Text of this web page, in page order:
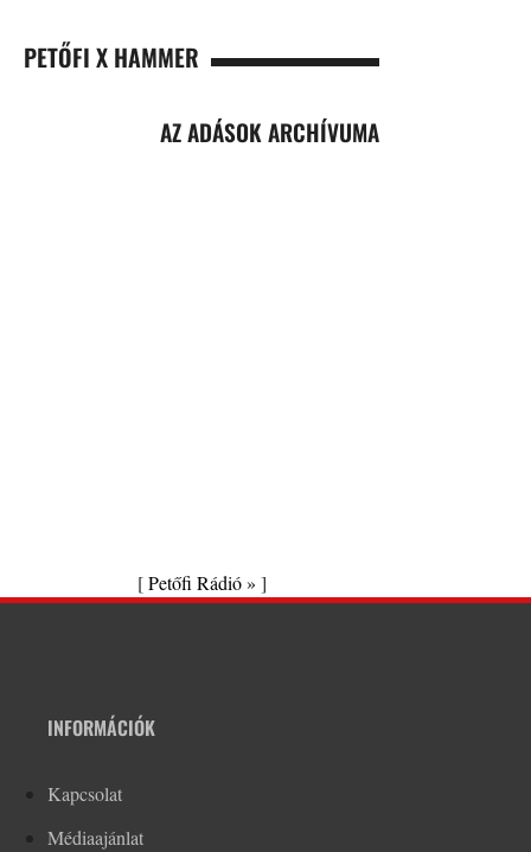
PETŐFI X HAMMER
AZ ADÁSOK ARCHÍVUMA
[Petőfi Rádió » ]
INFORMÁCIÓK
Kapcsolat
Médiaajánlat